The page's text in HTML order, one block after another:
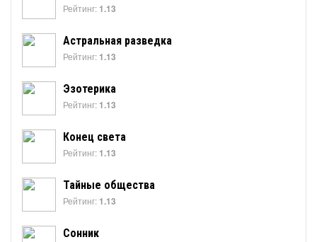
Рейтинг: 1.13
Астральная разведка
Рейтинг: 1.13
Эзотерика
Рейтинг: 1.13
Конец света
Рейтинг: 1.13
Тайные общества
Рейтинг: 1.13
Сонник